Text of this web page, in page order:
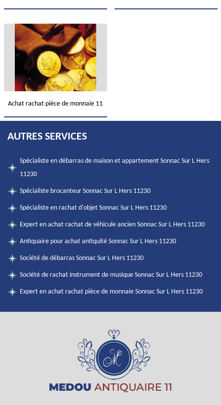
Achat rachat pièce de monnaie 11
AUTRES SERVICES
Spécialiste en débarras de maison et appartement Sonnac Sur L Hers
11230
Spécialiste brocanteur Sonnac Sur L Hers 11230
Spécialiste en rachat d'objet Sonnac Sur L Hers 11230
Expert en achat rachat de véhicule ancien Sonnac Sur L Hers 11230
Antiquaire pour achat antiquité Sonnac Sur L Hers 11230
Société de débarras Sonnac Sur L Hers 11230
Société de rachat instrument de musique Sonnac Sur L Hers 11230
Expert en achat rachat pièce de monnaie Sonnac Sur L Hers 11230